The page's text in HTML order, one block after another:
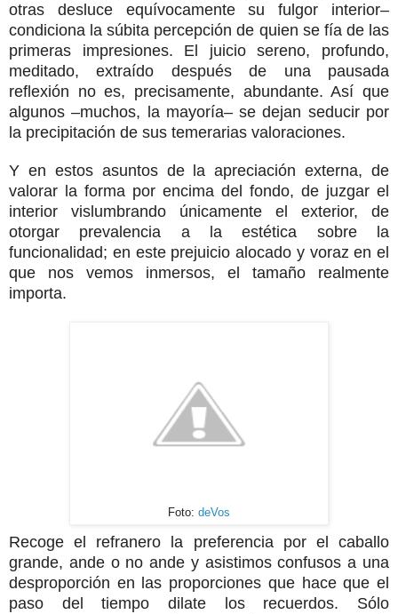
otras desluce equívocamente su fulgor interior–
condiciona la súbita percepción de quien se fía de las
primeras impresiones. El juicio sereno, profundo,
meditado, extraído después de una pausada
reflexión no es, precisamente, abundante. Así que
algunos –muchos, la mayoría– se dejan seducir por
la precipitación de sus temerarias valoraciones.
Y en estos asuntos de la apreciación externa, de
valorar la forma por encima del fondo, de juzgar el
interior vislumbrando únicamente el exterior, de
otorgar prevalencia a la estética sobre la
funcionalidad; en este prejuicio alocado y voraz en el
que nos vemos inmersos, el tamaño realmente
importa.
Foto: deVos
Recoge el refranero la preferencia por el caballo
grande, ande o no ande y asistimos confusos a una
desproporción en las proporciones que hace que el
paso del tiempo dilate los recuerdos. Sólo